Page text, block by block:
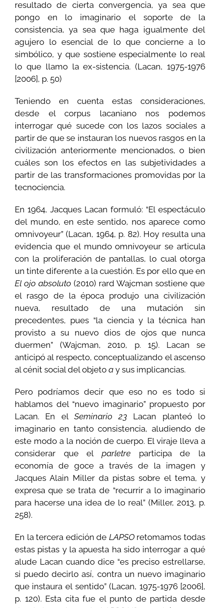
resultado de cierta convergencia, ya sea que
pongo en lo imaginario el soporte de la
consistencia, ya sea que haga igualmente del
agujero lo esencial de lo que concierne a lo
simbólico, y que sostiene especialmente lo real
lo que llamo la ex-sistencia. (Lacan, 1975-1976
[2006], p. 50)
Teniendo en cuenta estas consideraciones,
desde el corpus lacaniano nos podemos
interrogar qué sucede con los lazos sociales a
partir de que se instauran los nuevos rasgos en la
civilización anteriormente mencionados, o bien
cuáles son los efectos en las subjetividades a
partir de las transformaciones promovidas por la
tecnociencia.
En 1964, Jacques Lacan formuló: “El espectáculo
del mundo, en este sentido, nos aparece como
omnivoyeur” (Lacan, 1964, p. 82). Hoy resulta una
evidencia que el mundo omnivoyeur se articula
con la proliferación de pantallas, lo cual otorga
un tinte diferente a la cuestión. Es por ello que en
El ojo absoluto (2010) rard Wajcman sostiene que
el rasgo de la época produjo una civilización
nueva, resultado de una mutación sin
precedentes, pues “la ciencia y la técnica han
provisto a su nuevo dios de ojos que nunca
duermen” (Wajcman, 2010, p. 15). Lacan se
anticipó al respecto, conceptualizando el ascenso
al cénit social del objeto ay sus implicancias.
Pero podríamos decir que eso no es todo si
hablamos del “nuevo imaginario” propuesto por
Lacan. En el Seminario 23 Lacan planteó lo
imaginario en tanto consistencia, aludiendo de
este modo a la noción de cuerpo. El viraje lleva a
considerar que el parletre participa de la
economía de goce a través de la imagen y
Jacques Alain Miller da pistas sobre el tema, y
expresa que se trata de “recurrir a lo imaginario
para hacerse una idea de lo real” (Miller, 2013, p.
258).
En la tercera edición de LAPSOretomamos todas
estas pistas y la apuesta ha sido interrogar a qué
alude Lacan cuando dice “es preciso estrellarse,
si puedo decirlo así, contra un nuevo imaginario
que instaura el sentido” (Lacan, 1975-1976 [2006],
p. 120). Esta cita fue el punto de partida desde